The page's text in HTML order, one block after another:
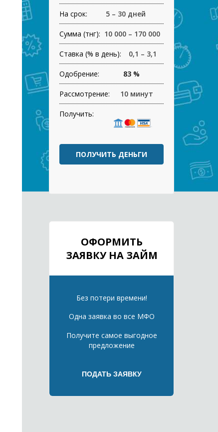
На срок: 5 – 30 дней
Сумма (тнг): 10 000 – 170 000
Ставка (% в день): 0,1 – 3,1
Одобрение: 83 %
Рассмотрение: 10 минут
Получить:
ПОЛУЧИТЬ ДЕНЬГИ
ОФОРМИТЬ
ЗАЯВКУ НА ЗАЙМ
Без потери времени!
Одна заявка во все МФО
Получите самое выгодное
предложение